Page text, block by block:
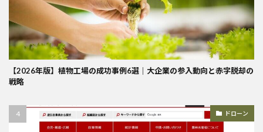
【2026年版】植物工場の成功事例6選｜大企業の参入動向と赤字脱却の
戦略
ドローン